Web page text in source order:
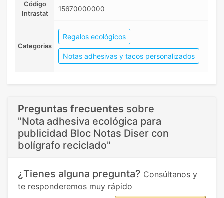
Código
Intrastat
15670000000
Categorias
Regalos ecológicos
Notas adhesivas y tacos personalizados
Preguntas frecuentes sobre
"Nota adhesiva ecológica para
publicidad Bloc Notas Diser con
bolígrafo reciclado"
¿Tienes alguna pregunta? Consúltanos y
te responderemos muy rápido